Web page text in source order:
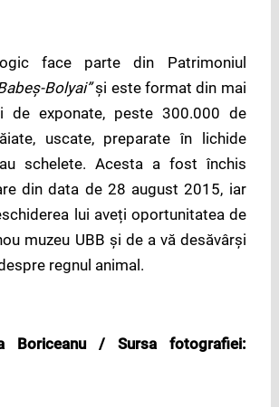
face parte din Patrimoniul
Bolyai”și este format din mai
de exponate, peste 300.000 de
uscate, preparate în lichide
schelete. Acesta a fost închis
din data de 28 august 2015, iar
lui aveți oportunitatea de
muzeu UBB și de a vă desăvârși
regnul animal.
Boriceanu / Sursa fotografiei: